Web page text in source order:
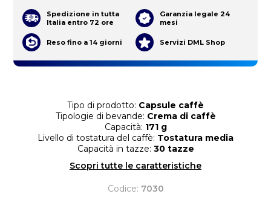
Tipo di prodotto: Capsule caffè
Tipologie di bevande: Crema di caffè
Capacità: 171 g
Livello di tostatura del caffè: Tostatura media
Capacità in tazze: 30 tazze
Scopri tutte le caratteristiche
Codice: 7030
Spedizione in tutta
Italia entro 72 ore
Garanzia legale 24
mesi
Reso fino a 14 giorni Servizi DML Shop